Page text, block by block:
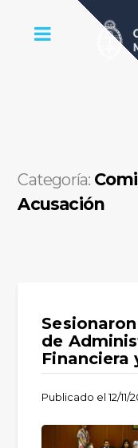
Categoría:
Acusación
de
Financiera
Publicado el12/11/